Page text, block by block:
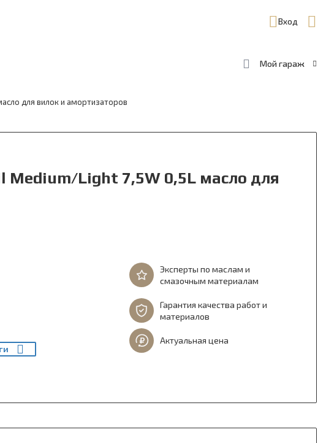
Вход
Мой гараж
для вилок и амортизаторов
Light 7,5W 0,5L масло для
Эксперты по маслам и
смазочным материалам
Гарантия качества работ и
материалов
Актуальная цена